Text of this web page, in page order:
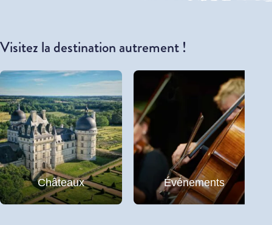
Visitez la destination autrement !
Châteaux Événements